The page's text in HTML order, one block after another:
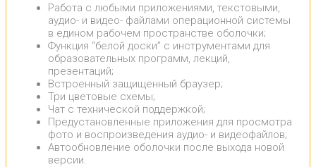
Работа с любыми приложениями, текстовыми,
аудио- и видео- файлами операционной системы
в едином рабочем пространстве оболочки;
Функция “белой доски” с инструментами для
образовательных программ, лекций,
презентаций;
Встроенный защищенный браузер;
Три цветовые схемы;
Чат с технической поддержкой;
Предустановленные приложения для просмотра
фото и воспроизведения аудио- и видеофайлов;
Автообновление оболочки после выхода новой
версии.